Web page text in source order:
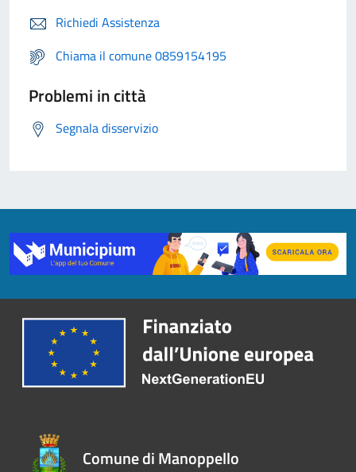
Richiedi Assistenza
Chiama il comune 0859154195
Problemi in città
Segnala disservizio
Comune di Manoppello